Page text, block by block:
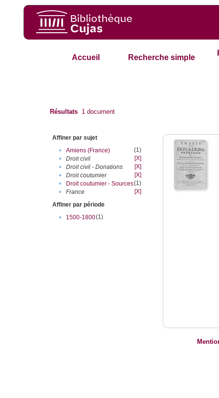
Accueil Recherche simple
Résultats 1 document
Affiner par sujet
•
Amiens (France)
(1)
•
Droit civil
[X]
•
Droit civil - Donations
[X]
•
Droit coutumier
[X]
•
Droit coutumier - Sources(1)
•
France
[X]
Affiner par période
•
1500-1800(1)